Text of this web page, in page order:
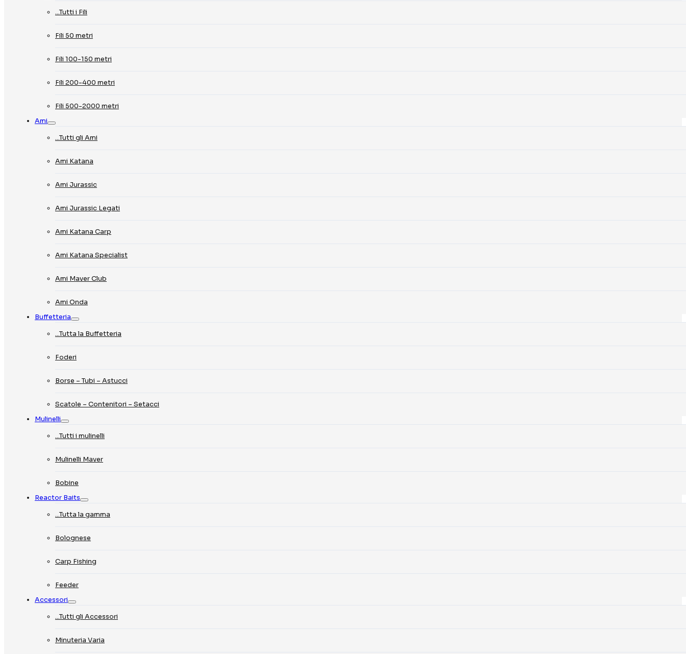
…Tutti i Fili
Fili 50 metri
Fili 100-150 metri
Fili 200-400 metri
Fili 500-2000 metri
Ami
…Tutti gli Ami
Ami Katana
Ami Jurassic
Ami Jurassic Legati
Ami Katana Carp
Ami Katana Specialist
Ami Maver Club
Ami Onda
Buffetteria
…Tutta la Buffetteria
Foderi
Borse – Tubi – Astucci
Scatole – Contenitori – Setacci
Mulinelli
…Tutti i mulinelli
Mulinelli Maver
Bobine
Reactor Baits
…Tutta la gamma
Bolognese
Carp Fishing
Feeder
Accessori
…Tutti gli Accessori
Minuteria Varia